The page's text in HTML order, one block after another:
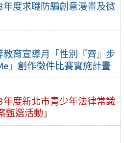
度求職防騙創意漫畫及微
育宣導月「性別『齊』步
」創作徵件比賽實施計畫
度新北市青少年法律常識
選活動」